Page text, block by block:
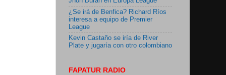
¿Se irá de Benfica? Richard Ríos
interesa a equipo de Premier
League
Kevin Castaño se iría de River
Plate y jugaría con otro colombiano
FAPATUR RADIO